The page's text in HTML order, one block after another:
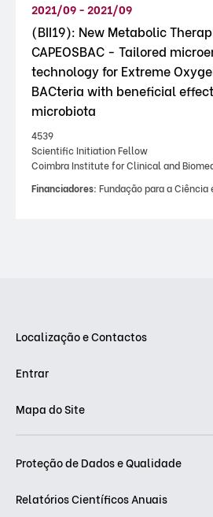
2021/09 - 2021/09
(BII19): New Metabolic
CAPEOSBAC - Tailored
technology for Extreme
BACteria with beneficial
microbiota
4539
Scientific Initiation Fellow
Coimbra Institute for Clinical and
Financiadores: Fundação para a Ciência
Localização e Contactos
Entrar
Mapa do Site
Proteção de Dados e Qualidade
Relatórios Científicos Anuais